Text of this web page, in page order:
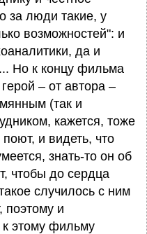
за люди такие, у
возможностей": и
да и
Но к концу фильма
– от автора –
(так и
кажется, тоже
и видеть, что
знать-то он об
чтобы до сердца
случилось с ним
поэтому и
к этому фильму